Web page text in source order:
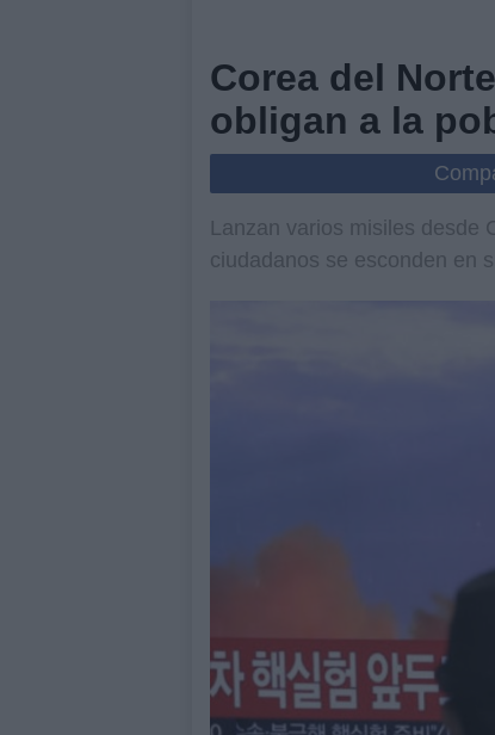
Corea del
obligan a la
Lanzan varios misiles desde
ciudadanos se esconden en